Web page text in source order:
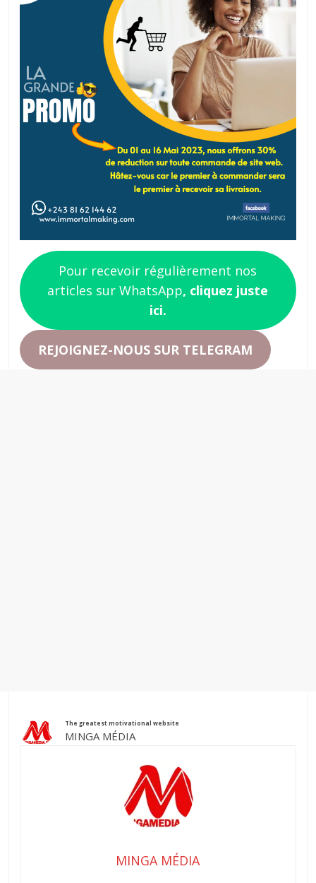
Pour recevoir régulièrement nos
articles sur WhatsApp, cliquez juste
ici.
REJOIGNEZ-NOUS SUR TELEGRAM
The greatest motivational website
MINGA MÉDIA
MINGA MÉDIA